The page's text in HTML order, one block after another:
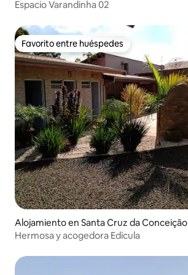
Espacio Varandinha 02
Favorito entre huéspedes
Favorito entre huéspedes
Alojamiento en Santa Cruz da Conceição
Hermosa y acogedora Edícula